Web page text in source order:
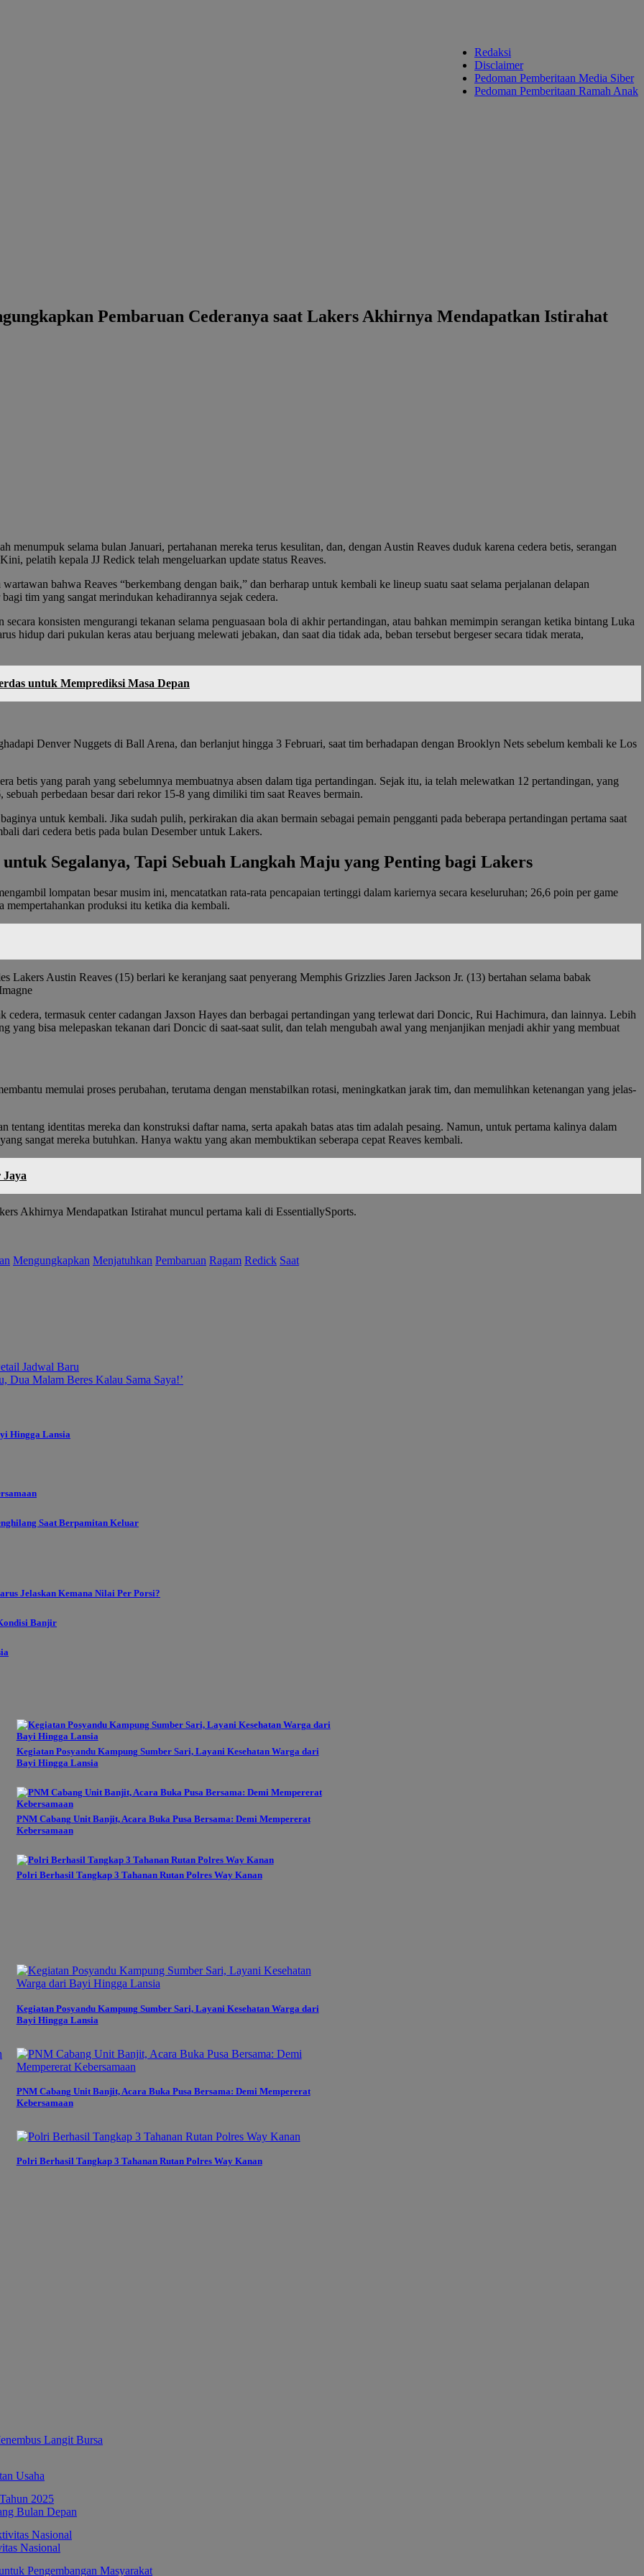
Redaksi
Disclaimer
Pedoman Pemberitaan Media Siber
Pedoman Pemberitaan Ramah Anak
Pembaruan Cederanya saat Lakers Akhirnya Mendapatkan Istirahat
selama bulan Januari, pertahanan mereka terus kesulitan, dan, dengan Austin Reaves duduk karena cedera betis, serangan
pelatih kepala JJ Redick telah mengeluarkan update status Reaves.
bahwa Reaves “berkembang dengan baik,” dan berharap untuk kembali ke lineup suatu saat selama perjalanan delapan
tim yang sangat merindukan kehadirannya sejak cedera.
konsisten mengurangi tekanan selama penguasaan bola di akhir pertandingan, atau bahkan memimpin serangan ketika bintang Luka
hidup dari pukulan keras atau berjuang melewati jebakan, dan saat dia tidak ada, beban tersebut bergeser secara tidak merata,
untuk Memprediksi Masa Depan
Denver Nuggets di Ball Arena, dan berlanjut hingga 3 Februari, saat tim berhadapan dengan Brooklyn Nets sebelum kembali ke Los
betis yang parah yang sebelumnya membuatnya absen dalam tiga pertandingan. Sejak itu, ia telah melewatkan 12 pertandingan, yang
perbedaan besar dari rekor 15-8 yang dimiliki tim saat Reaves bermain.
untuk kembali. Jika sudah pulih, perkirakan dia akan bermain sebagai pemain pengganti pada beberapa pertandingan pertama saat
dari cedera betis pada bulan Desember untuk Lakers.
Segalanya, Tapi Sebuah Langkah Maju yang Penting bagi Lakers
lompatan besar musim ini, mencatatkan rata-rata pencapaian tertinggi dalam kariernya secara keseluruhan; 26,6 poin per game
mempertahankan produksi itu ketika dia kembali.
Lakers Austin Reaves (15) berlari ke keranjang saat penyerang Memphis Grizzlies Jaren Jackson Jr. (13) bertahan selama babak
cedera, termasuk center cadangan Jaxson Hayes dan berbagai pertandingan yang terlewat dari Doncic, Rui Hachimura, dan lainnya. Lebih
yang bisa melepaskan tekanan dari Doncic di saat-saat sulit, dan telah mengubah awal yang menjanjikan menjadi akhir yang membuat
memulai proses perubahan, terutama dengan menstabilkan rotasi, meningkatkan jarak tim, dan memulihkan ketenangan yang jelas-
tentang identitas mereka dan konstruksi daftar nama, serta apakah batas atas tim adalah pesaing. Namun, untuk pertama kalinya dalam
sangat mereka butuhkan. Hanya waktu yang akan membuktikan seberapa cepat Reaves kembali.
Akhirnya Mendapatkan Istirahat muncul pertama kali di EssentiallySports.
Mengungkapkan Menjatuhkan Pembaruan Ragam Redick Saat
Jadwal Baru
Dua Malam Beres Kalau Sama Saya!’
Hingga Lansia
Saat Berpamitan Keluar
Jelaskan Kemana Nilai Per Porsi?
Banjir
Kegiatan Posyandu Kampung Sumber Sari, Layani Kesehatan Warga dari
Bayi Hingga Lansia
PNM Cabang Unit Banjit, Acara Buka Pusa Bersama: Demi Mempererat
Kebersamaan
Polri Berhasil Tangkap 3 Tahanan Rutan Polres Way Kanan
Kegiatan Posyandu Kampung Sumber Sari, Layani Kesehatan Warga dari
Bayi Hingga Lansia
PNM Cabang Unit Banjit, Acara Buka Pusa Bersama: Demi Mempererat
Kebersamaan
Polri Berhasil Tangkap 3 Tahanan Rutan Polres Way Kanan
Langit Bursa
Usaha
Bulan Depan
Nasional